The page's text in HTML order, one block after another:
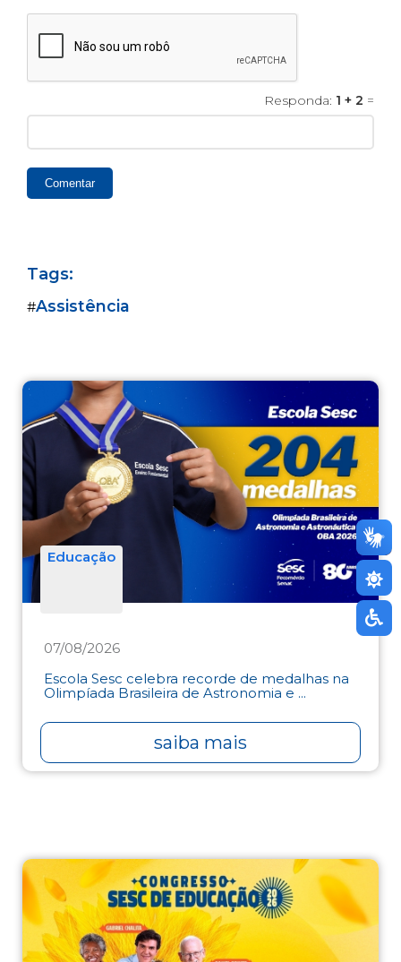
Responda: 1 + 2 =
Comentar
Tags:
#Assistência
Educação
07/08/2026
Escola Sesc celebra recorde de medalhas na
Olimpíada Brasileira de Astronomia e ...
saiba mais